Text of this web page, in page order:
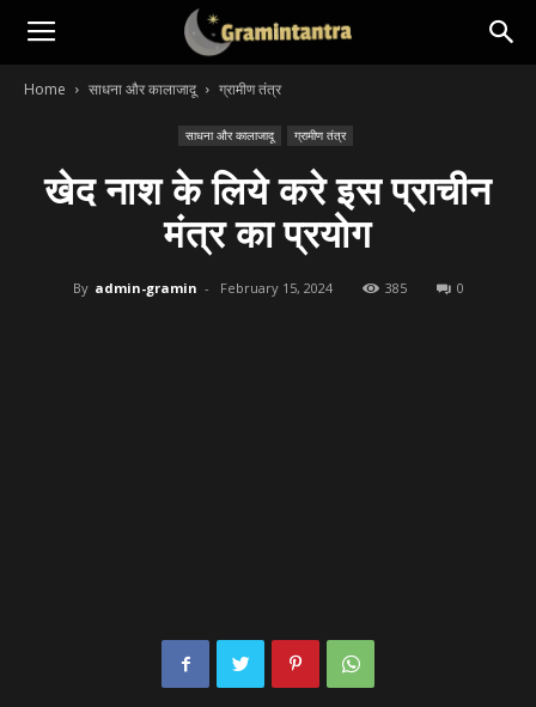
Home साधना और कालाजादू ग्रामीण तंत्र
साधना और कालाजादू ग्रामीण तंत्र
खेद नाश के लिये करे इस प्राचीन
मंत्र का प्रयोग
By admin-gramin - February 15, 2024 385 0